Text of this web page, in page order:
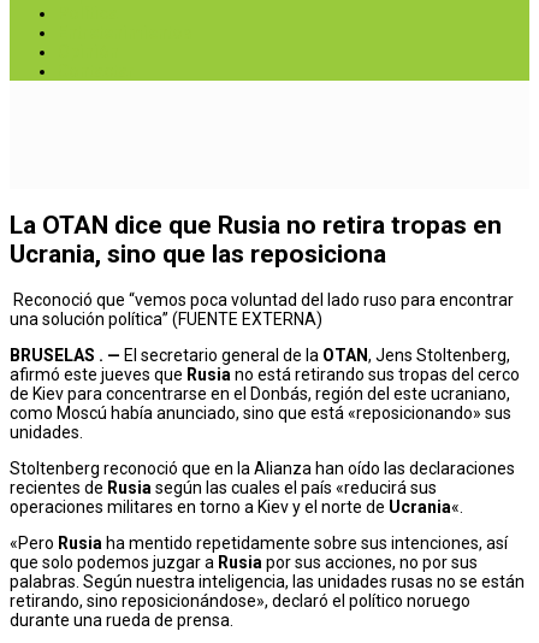
La OTAN dice que Rusia no retira tropas en
Ucrania, sino que las reposiciona
Reconoció que “vemos poca voluntad del lado ruso para encontrar
una solución política” (FUENTE EXTERNA)
BRUSELAS . — El secretario general de la OTAN, Jens Stoltenberg,
afirmó este jueves que Rusia no está retirando sus tropas del cerco
de Kiev para concentrarse en el Donbás, región del este ucraniano,
como Moscú había anunciado, sino que está «reposicionando» sus
unidades.
Stoltenberg reconoció que en la Alianza han oído las declaraciones
recientes de Rusia según las cuales el país «reducirá sus
operaciones militares en torno a Kiev y el norte de Ucrania«.
«Pero Rusia ha mentido repetidamente sobre sus intenciones, así
que solo podemos juzgar a Rusia por sus acciones, no por sus
palabras. Según nuestra inteligencia, las unidades rusas no se están
retirando, sino reposicionándose», declaró el político noruego
durante una rueda de prensa.